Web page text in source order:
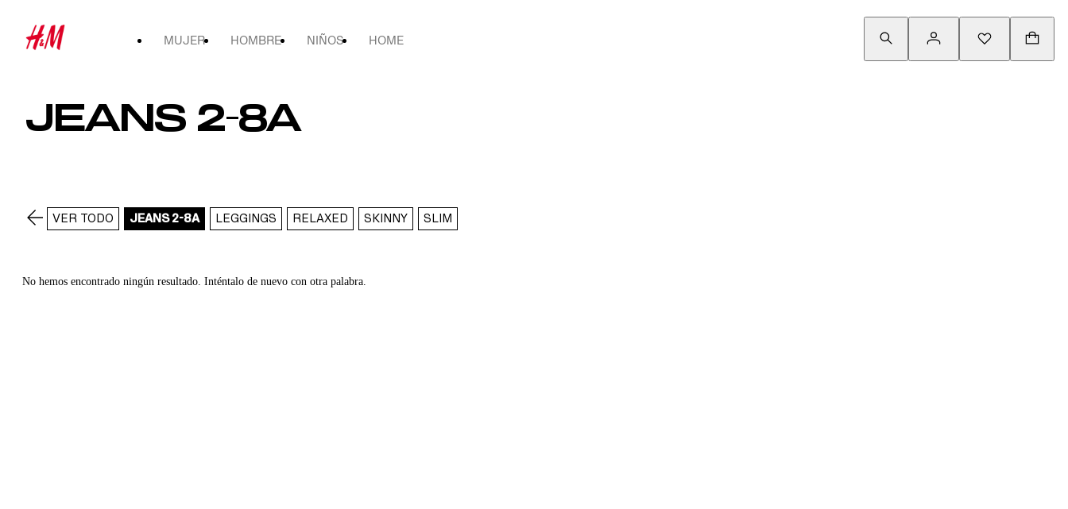
MUJER HOMBRE NIÑOS HOME
JEANS 2-8A
VER TODO JEANS 2-8A LEGGINGS RELAXED SKINNY SLIM
No hemos encontrado ningún resultado. Inténtalo de nuevo con otra palabra.